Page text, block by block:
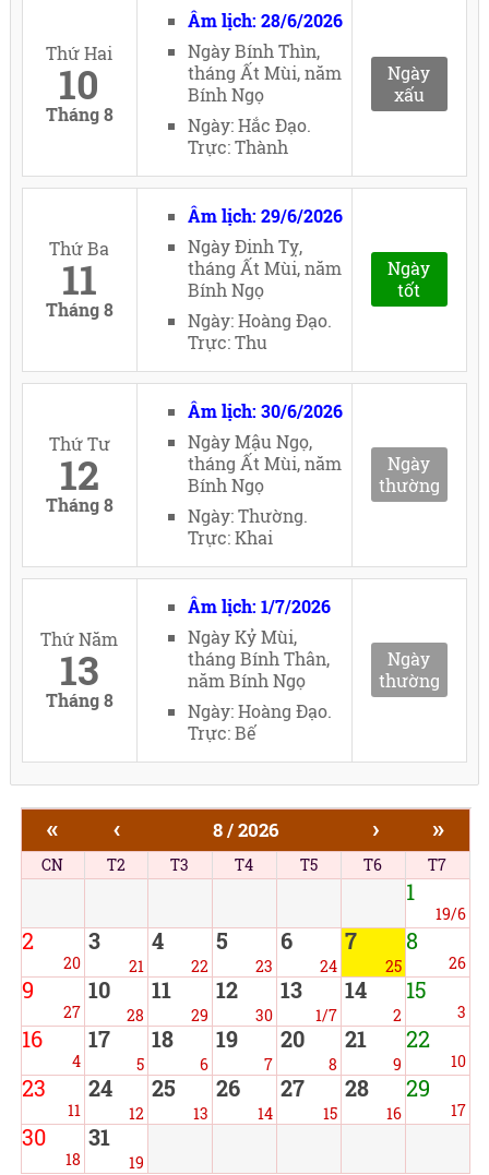
Thứ Hai
10
Tháng 8
Âm lịch: 28/6/2026
Ngày Bính Thìn,
tháng Ất Mùi, năm
Bính Ngọ
Ngày: Hắc Đạo.
Trực: Thành
Ngày
xấu
Thứ Ba
11
Tháng 8
Âm lịch: 29/6/2026
Ngày Đinh Tỵ,
tháng Ất Mùi, năm
Bính Ngọ
Ngày: Hoàng Đạo.
Trực: Thu
Ngày
tốt
Thứ Tư
12
Tháng 8
Âm lịch: 30/6/2026
Ngày Mậu Ngọ,
tháng Ất Mùi, năm
Bính Ngọ
Ngày: Thường.
Trực: Khai
Ngày
thường
Thứ Năm
13
Tháng 8
Âm lịch: 1/7/2026
Ngày Kỷ Mùi,
tháng Bính Thân,
năm Bính Ngọ
Ngày: Hoàng Đạo.
Trực: Bế
Ngày
thường
« ‹ 8 / 2026 › »
CN T2 T3 T4 T5 T6 T7
1
19/6
2
20
3
21
4
22
5
23
6
24
7
25
8
26
9
27
10
28
11
29
12
30
13
1/7
14
2
15
3
16
4
17
5
18
6
19
7
20
8
21
9
22
10
23
11
24
12
25
13
26
14
27
15
28
16
29
17
30
18
31
19